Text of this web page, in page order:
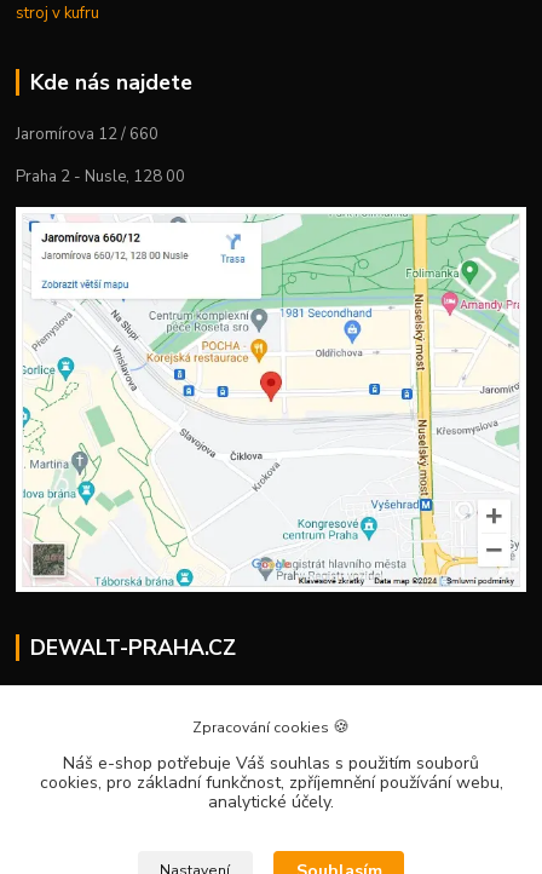
stroj v kufru
Kde nás najdete
Jaromírova 12 / 660
Praha 2 - Nusle, 128 00
DEWALT-PRAHA.CZ
+420 224 936 535
info@dewalt-praha.cz
Zpracování cookies 🍪
Náš e-shop potřebuje Váš souhlas s použitím souborů
cookies, pro základní funkčnost, zpříjemnění používání webu,
analytické účely.